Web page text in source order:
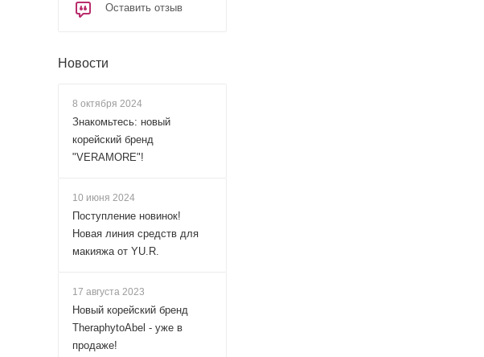
Оставить отзыв
Новости
8 октября 2024
Знакомьтесь: новый
корейский бренд
"VERAMORE"!
10 июня 2024
Поступление новинок!
Новая линия средств для
макияжа от YU.R.
17 августа 2023
Новый корейский бренд
TheraphytoAbel - уже в
продаже!